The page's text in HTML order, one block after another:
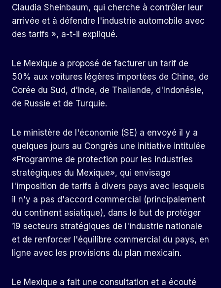
Claudia Sheinbaum, qui cherche à contrôler leur
arrivée et à défendre l'industrie automobile avec
des tarifs », a-t-il expliqué.
Le Mexique a proposé de facturer un tarif de
50% aux voitures légères importées de Chine, de
Corée du Sud, d'Inde, de Thaïlande, d'Indonésie,
de Russie et de Turquie.
Le ministère de l'économie (SE) a envoyé il y a
quelques jours au Congrès une initiative intitulée
«Programme de protection pour les industries
stratégiques du Mexique», qui envisage
l'imposition de tarifs à divers pays avec lesquels
il n'y a pas d'accord commercial (principalement
du continent asiatique), dans le but de protéger
19 secteurs stratégiques de l'industrie nationale
et de renforcer l'équilibre commercial du pays, en
ligne avec les provisions du plan mexicain.
Le Mexique a fait une consultation et a écouté